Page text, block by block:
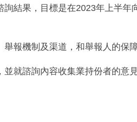
結果，目標是在2023年上半年
報機制及渠道，和舉報人的保障
就諮詢內容收集業持份者的意